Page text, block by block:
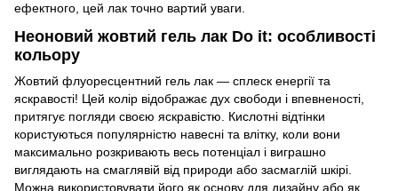
ефектного, цей лак точно вартий уваги.
Неоновий жовтий гель лак Do it: особливості
кольору
Жовтий флуоресцентний гель лак — сплеск енергії та
яскравості! Цей колір відображає дух свободи і впевненості,
притягує погляди своєю яскравістю. Кислотні відтінки
користуються популярністю навесні та влітку, коли вони
максимально розкривають весь потенціал і виграшно
виглядають на смаглявій від природи або засмаглій шкірі.
Можна використовувати його як основу для дизайну або як